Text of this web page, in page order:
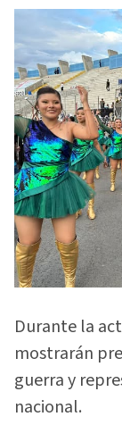
Durante la
mostrarán
guerra y
nacional.